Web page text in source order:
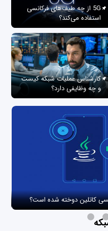
5G از چه طیف‌های فرکانسی
استفاده می‌کند؟
کارشناس عملیات شبکه کیست
و چه وظایفی دارد؟
کاتلین دوخته شده است؟